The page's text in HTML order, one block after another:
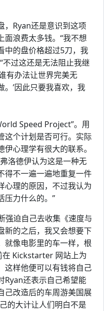
，Ryan还是意识到这项
面浪费太多钱。“我不想
中的盘价格超过5刀，我
不过这还是无法阻止我继
有办法让世界完美无
’因此只要我喜欢，我
Speed Project”。用
这个计划是否可行。实际
心理学有很大的联系。
洛德伊认为这是一种无
得不一遍一遍地重复一件
心理的原因，不过我认为
压力什么的。”
强迫自己去收集《速度与
新的之后，我又会想要下
就像电影里的车一样，根
在 Kickstarter 网站上为
这样他便可以有钱将自己
Ryan还表示自己希望能
己改造后的车周游美国展
的大计让人们明白不是